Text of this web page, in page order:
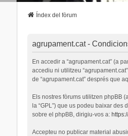
Índex del fòrum
agrupament.cat -
En accedir a “agrupament.cat” (a
accediu ni utilitzeu
de “agrupament.cat” després que
Els nostres fòrums utilitzen phpBB
la “GPL”) que us podeu baixar des
sobre el phpBB, dirigiu-vos a:
Accepteu no publicar material